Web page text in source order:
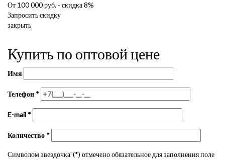
От 100 000 руб. - скидка 8%
Запросить скидку
закрыть
Купить по оптовой цене
Имя
Телефон *
E-mail *
Количество *
Символом звездочка"(*) отмечено обязательное для заполнения поле